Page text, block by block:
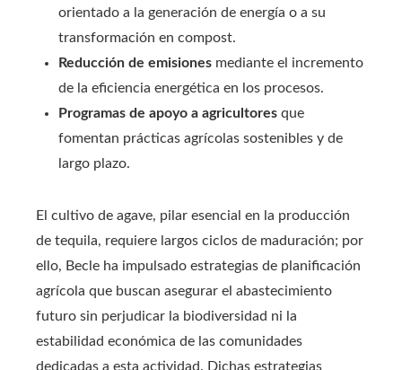
orientado a la generación de energía o a su
transformación en compost.
Reducción de emisiones mediante el incremento
de la eficiencia energética en los procesos.
Programas de apoyo a agricultores que
fomentan prácticas agrícolas sostenibles y de
largo plazo.
El cultivo de agave, pilar esencial en la producción
de tequila, requiere largos ciclos de maduración; por
ello, Becle ha impulsado estrategias de planificación
agrícola que buscan asegurar el abastecimiento
futuro sin perjudicar la biodiversidad ni la
estabilidad económica de las comunidades
dedicadas a esta actividad. Dichas estrategias